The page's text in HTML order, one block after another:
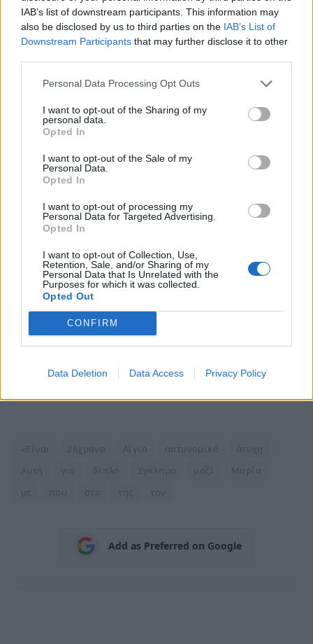
IAB’s list of downstream participants. This information may
also be disclosed by us to third parties on the IAB’s List of
Downstream Participants that may further disclose it to other
Personal Data Processing Opt Outs
I want to opt-out of the Sharing of my
personal data.
Opted In
I want to opt-out of the Sale of my
Personal Data.
Opted In
I want to opt-out of processing my
Personal Data for Targeted Advertising.
Opted In
I want to opt-out of Collection, Use,
Retention, Sale, and/or Sharing of my
Personal Data that Is Unrelated with the
Purposes for which it was collected.
Opted Out
CONFIRM
Data Deletion Data Access Privacy Policy
Την ίδια στιγμή, οι αστυνομικοί
«χτενίζουν» τον χώρο του εγκλήματος και
και πειστηρίων, καθώς το μαχαίρι που
χρησιμοποιήθηκε ως όπλο του εγκλήματος
δεν έχει εντοπιστεί ακόμα. Οι έρευνες
συνεχίζονται με αμείωτο ρυθμό για να
συντεθεί το παζλ της τραγωδίας και να
δράστη.
Δείτε το βίντεο – Διπλή δολοφονία μητέρας
και γιου στο Αίγιο – «Ήταν πάντα
αμπαρωμένοι μέσα στο σπίτι»
26χρονο Αίγιο αστυνομικά
άτυχη
Αυτή
γιο διπλό Έγκλημα μαζί
Μαρία
με
που στο της τον
Add as Preferred on Google